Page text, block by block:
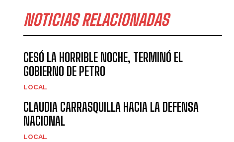
NOTICIAS RELACIONADAS
CESÓ LA HORRIBLE NOCHE, TERMINÓ EL
GOBIERNO DE PETRO
LOCAL
CLAUDIA CARRASQUILLA HACIA LA DEFENSA
NACIONAL
LOCAL